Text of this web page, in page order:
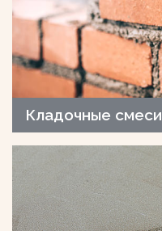
Кладочные смеси